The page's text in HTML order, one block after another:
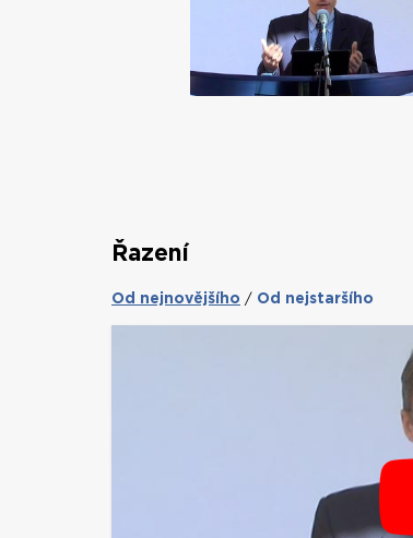
Řazení
Od nejnovějšího / Od nejstaršího